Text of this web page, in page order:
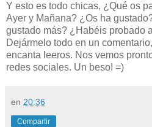
Y esto es todo chicas, ¿Qué os
Ayer y Mañana? ¿Os ha
gustado más? ¿Habéis probado
Dejármelo todo en un
encanta leeros. Nos vemos
redes sociales. Un beso! =)
en 20:36
Compartir